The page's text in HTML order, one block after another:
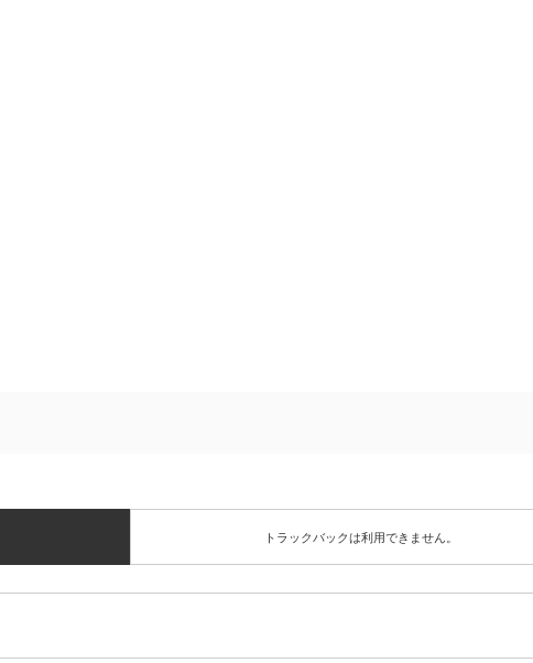
トラックバックは利用できません。